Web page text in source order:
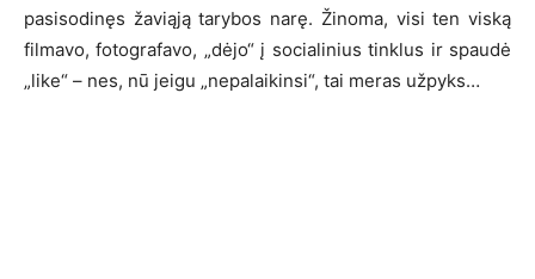
pasisodinęs žaviąją tarybos narę. Žinoma, visi ten viską
filmavo, fotografavo, „dėjo“ į socialinius tinklus ir spaudė
„like“ – nes, nū jeigu „nepalaikinsi“, tai meras užpyks…